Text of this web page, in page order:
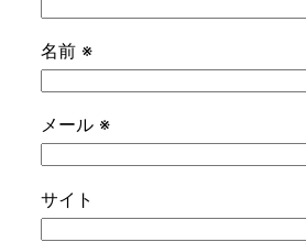
名前 ※
メール ※
サイト